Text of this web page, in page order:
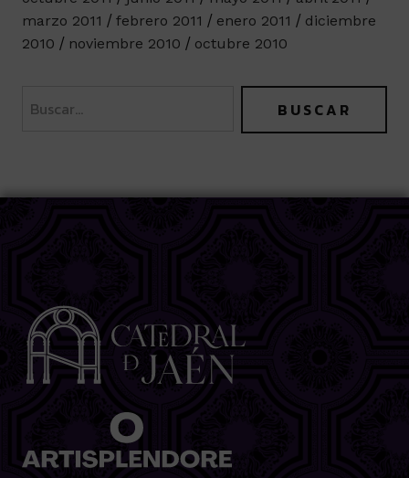
marzo 2011
febrero 2011 enero 2011
diciembre
2010
noviembre 2010 octubre 2010